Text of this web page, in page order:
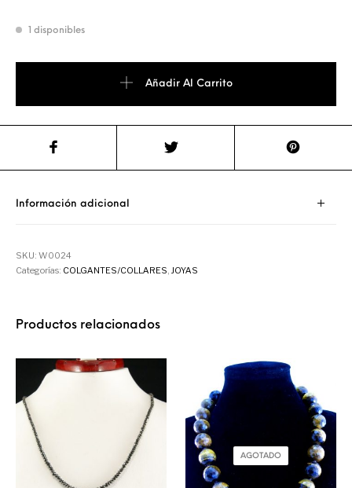
1 disponibles
Añadir Al Carrito
Información adicional
SKU:W0024
Categorías: COLGANTES/COLLARES,JOYAS
Productos relacionados
AGOTADO